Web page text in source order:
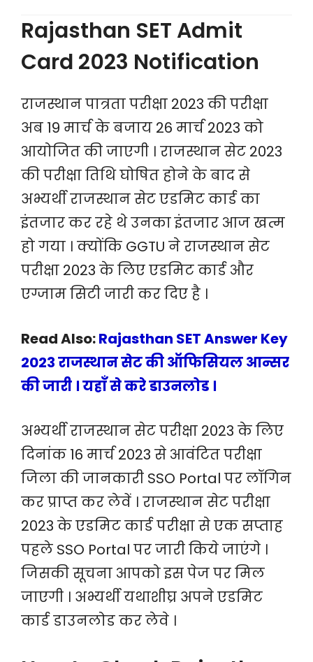
Rajasthan SET Admit
Card 2023 Notification
राजस्थान पात्रता परीक्षा 2023 की परीक्षा
अब 19 मार्च के बजाय 26 मार्च 2023 को
आयोजित की जाएगी । राजस्थान सेट 2023
की परीक्षा तिथि घोषित होने के बाद से
अभ्यर्थी राजस्थान सेट एडमिट कार्ड का
इंतजार कर रहे थे उनका इंतजार आज खत्म
हो गया । क्योंकि GGTU ने राजस्थान सेट
परीक्षा 2023 के लिए एडमिट कार्ड और
एग्जाम सिटी जारी कर दिए है ।
Read Also:Rajasthan SET Answer Key
2023 राजस्थान सेट की ऑफिसियल आन्सर
की जारी । यहाँ से करे डाउनलोड ।
अभ्यर्थी राजस्थान सेट परीक्षा 2023 के लिए
दिनांक 16 मार्च 2023 से आवंटित परीक्षा
जिला की जानकारी SSO Portal पर लॉगिन
कर प्राप्त कर लेवें । राजस्थान सेट परीक्षा
2023 के एडमिट कार्ड परीक्षा से एक सप्ताह
पहले SSO Portal पर जारी किये जाएंगे ।
जिसकी सूचना आपको इस पेज पर मिल
जाएगी । अभ्यर्थी यथाशीघ्र अपने एडमिट
कार्ड डाउनलोड कर लेवे ।